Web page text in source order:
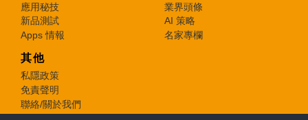
應用秘技
新品測試
Apps 情報
業界頭條
AI 策略
名家專欄
其他
私隱政策
免責聲明
聯絡/關於我們